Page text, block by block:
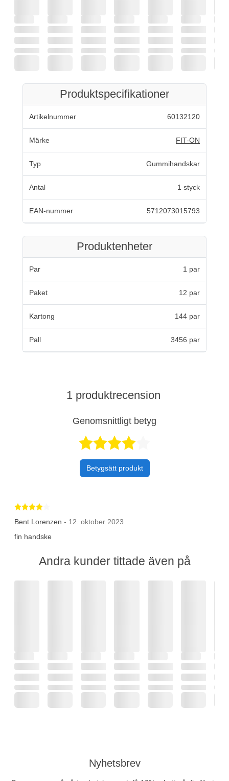
Produktspecifikationer
Artikelnummer 60132120
Märke FIT-ON
Typ Gummihandskar
Antal 1 styck
EAN-nummer 5712073015793
Produktenheter
Par 1 par
Paket 12 par
Kartong 144 par
Pall 3456 par
1 produktrecension
Genomsnittligt betyg
Betygsätt produkt
Bent Lorenzen - 12. oktober 2023
fin handske
Andra kunder tittade även på
Nyhetsbrev